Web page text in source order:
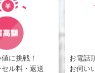
に挑戦！
ル料・返送
お電話
お伺い